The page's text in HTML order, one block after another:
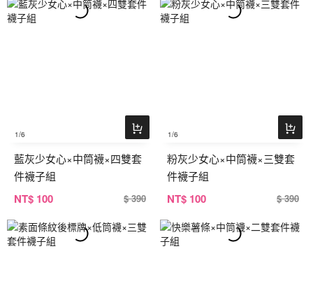
1/6
藍灰少女心×中筒襪×四雙套
件襪子組
NT$ 100 $ 390
1/6
粉灰少女心×中筒襪×三雙套
件襪子組
NT$ 100 $ 390